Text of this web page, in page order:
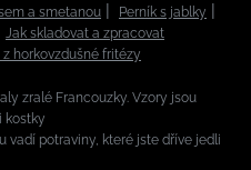
a smetanou
Perník s jablky
Jak skladovat a zpracovat
horkovzdušné fritézy
zralé Francouzky. Vzory jsou
kostky
vadí potraviny, které jste dříve jedli